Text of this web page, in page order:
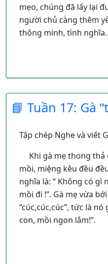
mẹo, chúng đã lấy lại
người chủ càng thêm
thông minh, tình nghĩa.
📘 Tuần 17: Gà
Tập chép Nghe và viết
Khi gà mẹ thong thả
mồi, miệng kêu đều
nghĩa là: “ Không có gì
mồi đi !”. Gà mẹ vừa
“cúc,cúc,cúc”, tức là nó
con, mồi ngon lắm!”.